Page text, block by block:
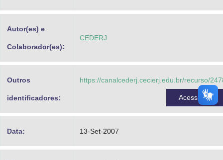
Advocacia-Geral da União
Banco Central do Brasil
Autor(es) e
Colaborador(es):
CEDERJ
Outros
identificadores:
https://canalcederj.cecierj.edu.br/recurso/
Acessar
Data: 13-Set-2007